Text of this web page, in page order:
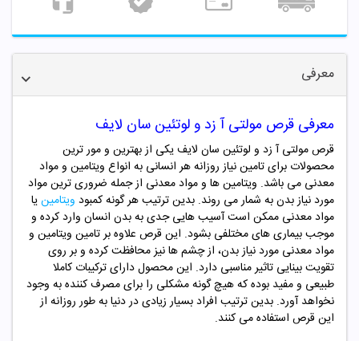
معرفی
معرفی قرص مولتی آ زد و لوتئین سان لایف
قرص مولتی آ زد و لوتئین سان لایف یکی از بهترین و مور ترین
محصولات برای تامین نیاز روزانه هر انسانی به انواع ویتامین و مواد
معدنی می باشد. ویتامین ها و مواد معدنی از جمله ضروری ترین مواد
مورد نیاز بدن به شمار می روند. بدین ترتیب هر گونه کمبود ویتامینیا
مواد معدنی ممکن است آسیب هایی جدی به بدن انسان وارد کرده و
موجب بیماری های مختلفی بشود. این قرص علاوه بر تامین ویتامین و
مواد معدنی مورد نیاز بدن، از چشم ها نیز محافظت کرده و بر روی
تقویت بینایی تاثیر مناسبی دارد. این محصول دارای ترکیبات کاملا
طبیعی و مفید بوده که هیچ گونه مشکلی را برای مصرف کننده به وجود
نخواهد آورد. بدین ترتیب افراد بسیار زیادی در دنیا به طور روزانه از
این قرص استفاده می کنند.